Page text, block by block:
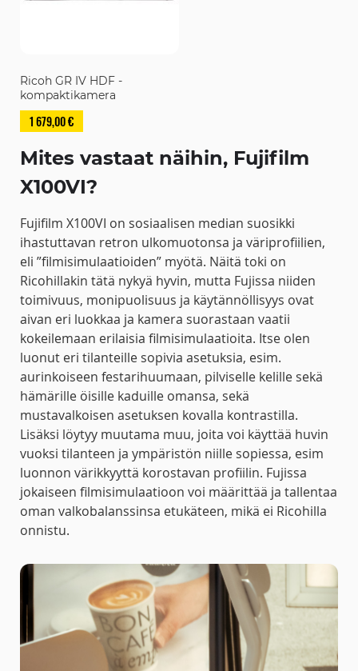
Ricoh GR IV HDF -
kompaktikamera
1 679,00 €
Mites vastaat näihin, Fujifilm
X100VI?
Fujifilm X100VI on sosiaalisen median suosikki
ihastuttavan retron ulkomuotonsa ja väriprofiilien,
eli ”filmisimulaatioiden” myötä. Näitä toki on
Ricohillakin tätä nykyä hyvin, mutta Fujissa niiden
toimivuus, monipuolisuus ja käytännöllisyys ovat
aivan eri luokkaa ja kamera suorastaan vaatii
kokeilemaan erilaisia filmisimulaatioita. Itse olen
luonut eri tilanteille sopivia asetuksia, esim.
aurinkoiseen festarihuumaan, pilviselle kelille sekä
hämärille öisille kaduille omansa, sekä
mustavalkoisen asetuksen kovalla kontrastilla.
Lisäksi löytyy muutama muu, joita voi käyttää huvin
vuoksi tilanteen ja ympäristön niille sopiessa, esim
luonnon värikkyyttä korostavan profiilin. Fujissa
jokaiseen filmisimulaatioon voi määrittää ja tallentaa
oman valkobalanssinsa etukäteen, mikä ei Ricohilla
onnistu.